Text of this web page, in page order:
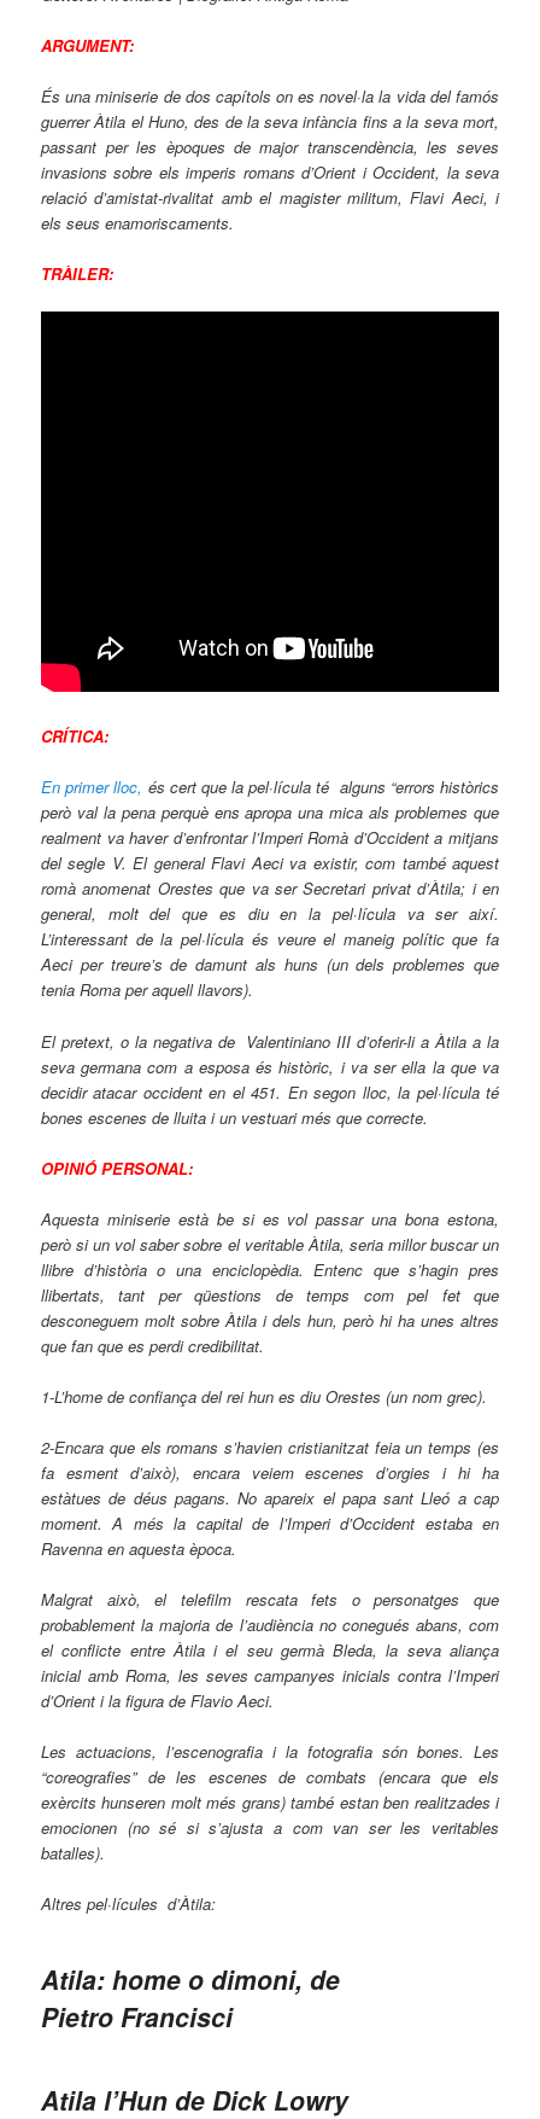
ARGUMENT:
És una miniserie de dos capítols on es novel·la la vida del famós
guerrer Àtila el Huno, des de la seva infància fins a la seva mort,
passant per les èpoques de major transcendència, les seves
invasions sobre els imperis romans d’Orient i Occident, la seva
relació d’amistat-rivalitat amb el magister militum, Flavi Aeci, i
els seus enamoriscaments.
TRÀILER:
CRÍTICA:
En primer lloc, és cert que la pel·lícula té alguns “errors històrics
però val la pena perquè ens apropa una mica als problemes que
realment va haver d’enfrontar l’Imperi Romà d’Occident a mitjans
del segle V. El general Flavi Aeci va existir, com també aquest
romà anomenat Orestes que va ser Secretari privat d’Àtila; i en
general, molt del que es diu en la pel·lícula va ser així.
L’interessant de la pel·lícula és veure el maneig polític que fa
Aeci per treure’s de damunt als huns (un dels problemes que
tenia Roma per aquell llavors).
El pretext, o la negativa de Valentiniano III d’oferir-li a Àtila a la
seva germana com a esposa és històric, i va ser ella la que va
decidir atacar occident en el 451. En segon lloc, la pel·lícula té
bones escenes de lluita i un vestuari més que correcte.
OPINIÓ PERSONAL:
Aquesta miniserie està be si es vol passar una bona estona,
però si un vol saber sobre el veritable Àtila, seria millor buscar un
llibre d’història o una enciclopèdia. Entenc que s’hagin pres
llibertats, tant per qüestions de temps com pel fet que
desconeguem molt sobre Àtila i dels hun, però hi ha unes altres
que fan que es perdi credibilitat.
1-L’home de confiança del rei hun es diu Orestes (un nom grec).
2-Encara que els romans s’havien cristianitzat feia un temps (es
fa esment d’això), encara veiem escenes d’orgies i hi ha
estàtues de déus pagans. No apareix el papa sant Lleó a cap
moment. A més la capital de l’Imperi d’Occident estaba en
Ravenna en aquesta època.
Malgrat això, el telefilm rescata fets o personatges que
probablement la majoria de l’audiència no conegués abans, com
el conflicte entre Àtila i el seu germà Bleda, la seva aliança
inicial amb Roma, les seves campanyes inicials contra l’Imperi
d’Orient i la figura de Flavio Aeci.
Les actuacions, l’escenografia i la fotografia són bones. Les
“coreografies” de les escenes de combats (encara que els
exèrcits hunseren molt més grans) també estan ben realitzades i
emocionen (no sé si s’ajusta a com van ser les veritables
batalles).
Altres pel·lícules d’Àtila:
Atila: home o dimoni,de
Pietro Francisci
Atila l’Hun de Dick Lowry